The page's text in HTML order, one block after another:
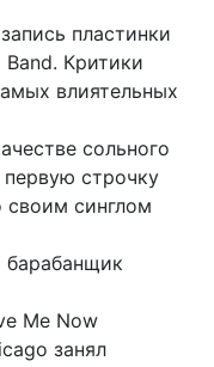
пластинки
Критики
влиятельных
сольного
строчку
своим синглом
барабанщик
Me Now
занял